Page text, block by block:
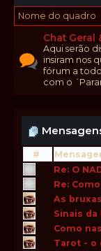
Nome do quadro
Chat Geral
Aqui serão
insiram nos
fórum a
com o
#
Re: O
Re:
As
Sinais
Como
Tarot - o